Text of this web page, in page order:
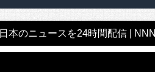
日本のニュースを24時間配信 | NNN